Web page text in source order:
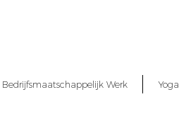
Bedrijfsmaatschappelijk Werk